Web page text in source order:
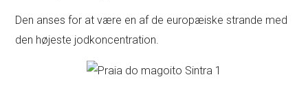
Den anses for at være en af de europæiske strande med
den højeste jodkoncentration.